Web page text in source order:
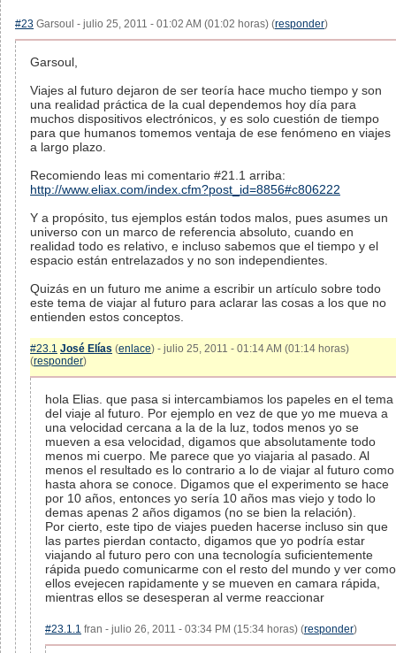
#23 Garsoul - julio 25, 2011 - 01:02 AM (01:02 horas) (responder)
Garsoul,
Viajes al futuro dejaron de ser teoría hace mucho tiempo y son
una realidad práctica de la cual dependemos hoy día para
muchos dispositivos electrónicos, y es solo cuestión de tiempo
para que humanos tomemos ventaja de ese fenómeno en viajes
a largo plazo.
Recomiendo leas mi comentario #21.1 arriba:
http://www.eliax.com/index.cfm?post_id=8856#c806222
Y a propósito, tus ejemplos están todos malos, pues asumes un
universo con un marco de referencia absoluto, cuando en
realidad todo es relativo, e incluso sabemos que el tiempo y el
espacio están entrelazados y no son independientes.
Quizás en un futuro me anime a escribir un artículo sobre todo
este tema de viajar al futuro para aclarar las cosas a los que no
entienden estos conceptos.
#23.1 José Elías (enlace) - julio 25, 2011 - 01:14 AM (01:14 horas)
(responder)
hola Elias. que pasa si intercambiamos los papeles en el tema
del viaje al futuro. Por ejemplo en vez de que yo me mueva a
una velocidad cercana a la de la luz, todos menos yo se
mueven a esa velocidad, digamos que absolutamente todo
menos mi cuerpo. Me parece que yo viajaria al pasado. Al
menos el resultado es lo contrario a lo de viajar al futuro como
hasta ahora se conoce. Digamos que el experimento se hace
por 10 años, entonces yo sería 10 años mas viejo y todo lo
demas apenas 2 años digamos (no se bien la relación).
Por cierto, este tipo de viajes pueden hacerse incluso sin que
las partes pierdan contacto, digamos que yo podría estar
viajando al futuro pero con una tecnología suficientemente
rápida puedo comunicarme con el resto del mundo y ver como
ellos evejecen rapidamente y se mueven en camara rápida,
mientras ellos se desesperan al verme reaccionar
#23.1.1 fran - julio 26, 2011 - 03:34 PM (15:34 horas) (responder)